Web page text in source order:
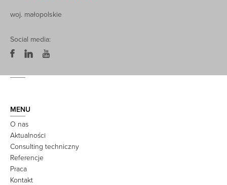
woj. małopolskie
Social media:
MENU
O nas
Aktualności
Consulting techniczny
Referencje
Praca
Kontakt